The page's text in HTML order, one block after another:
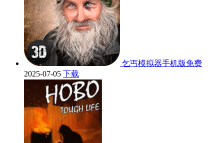
乞丐模拟器手机版免费
2025-07-05 下载